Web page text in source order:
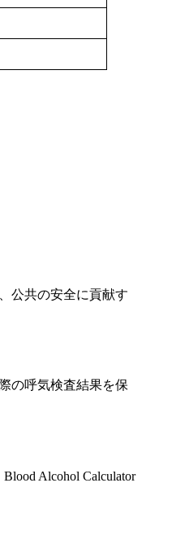
公共の安全に貢献す
の呼気検査結果を保
Alcohol Calculator